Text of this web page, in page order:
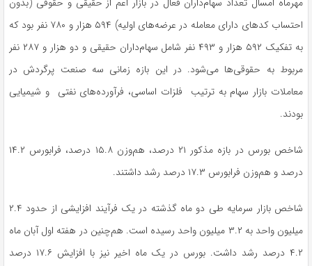
احتساب کدهای دارای معامله در عرضه‌های اولیه) ۵۹۴ هزار و ۷۸۰ نفر بود که
به تفکیک ۵۹۲ هزار و ۴۹۳ نفر شامل سهام‌داران حقیقی و دو هزار و ۲۸۷ نفر
مربوط به حقوقی‌ها می‌شود. در این بازه زمانی سه صنعت پرگردش در
معاملات بازار سهام به ترتیب فلزات اساسی، فرآورده‌های نفتی و شیمیایی
بودند.
شاخص بورس در بازه مذکور ۲۱ درصد، هم‌وزن ۱۵.۸ درصد، فرابورس ۱۴.۲
درصد و هم‌وزن فرابورس ۱۷.۳ درصد رشد داشتند.
شاخص بازار سرمایه طی دو ماه گذشته در یک فرآیند افزایشی از حدود ۲.۴
میلیون واحد به ۳.۲ میلیون واحد رسیده است. هم‌چنین در هفته اول آبان ماه
۴.۲ درصد رشد داشت. بورس در یک ماه اخیر نیز با افزایش ۱۷.۶ درصد